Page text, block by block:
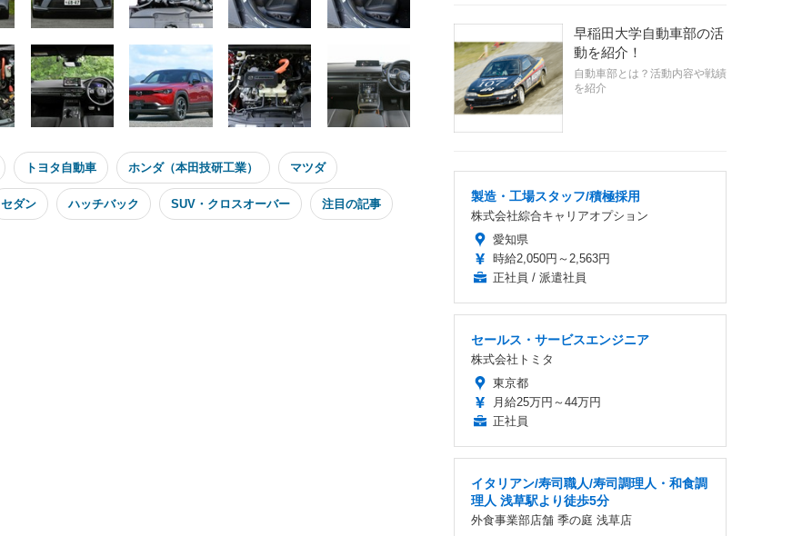
トヨタ自動車 ホンダ（本田技研工業） マツダ
セダン ハッチバック SUV・クロスオーバー 注目の記事
早稲田大学自動車部の活
動を紹介！
自動車部とは？活動内容や戦績
を紹介
製造・工場スタッフ/積極採用
株式会社綜合キャリアオプション
愛知県
時給2,050円～2,563円
正社員 / 派遣社員
セールス・サービスエンジニア
株式会社トミタ
東京都
月給25万円～44万円
正社員
イタリアン/寿司職人/寿司調理人・和食調
理人 浅草駅より徒歩5分
外食事業部店舗 季の庭 浅草店